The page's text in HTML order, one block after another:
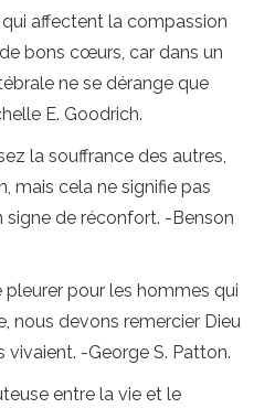
affectent la compassion
bons cœurs, car dans un
ne se dérange que
E. Goodrich.
la souffrance des autres,
mais cela ne signifie pas
signe de réconfort. -Benson
pour les hommes qui
nous devons remercier Dieu
-George S. Patton.
entre la vie et le